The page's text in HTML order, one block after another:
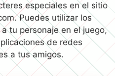
especiales en el sitio
Puedes utilizar los
tu personaje en el juego,
de redes
a tus amigos.